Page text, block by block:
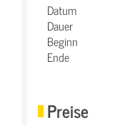
Datum
Dauer
Beginn
Ende
Preise